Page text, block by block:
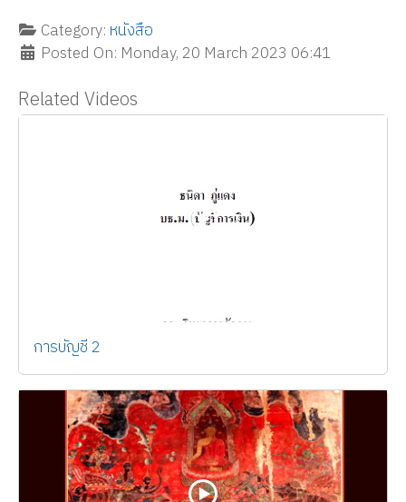
Category: หนังสือ
Posted On: Monday, 20 March 2023 06:41
Related Videos
การบัญชี 2